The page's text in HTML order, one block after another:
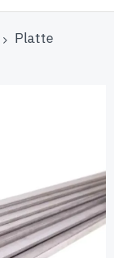
Platte